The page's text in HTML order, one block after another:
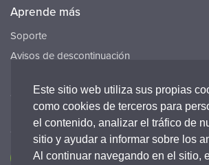
Este sitio web utiliza sus propias
como cookies de terceros para
el contenido, analizar el tráfico de
sitio y ayudar a informar sobre los
Al continuar navegando en el sitio,
Aprende más
Soporte
Avisos de descontinuación
Carreras
Conecta con nosotros